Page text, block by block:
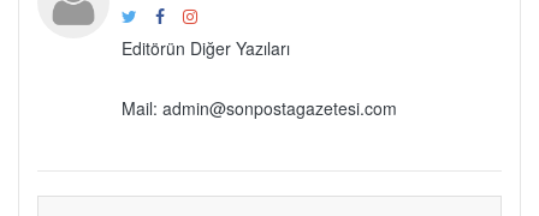
Editörün Diğer Yazıları
Mail: admin@sonpostagazetesi.com